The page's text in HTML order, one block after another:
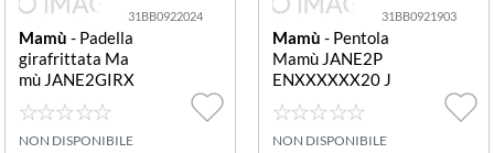
31BB0922024
Mamù - Padella
girafrittata Ma
mù JANE2GIRX
XXXXX24 JANE
T 2.0 Grigio piet
ra
NON DISPONIBILE
31BB0921903
Mamù - Pentola
Mamù JANE2P
ENXXXXXX20 J
ANET 2.0 Grigio
pietra
NON DISPONIBILE